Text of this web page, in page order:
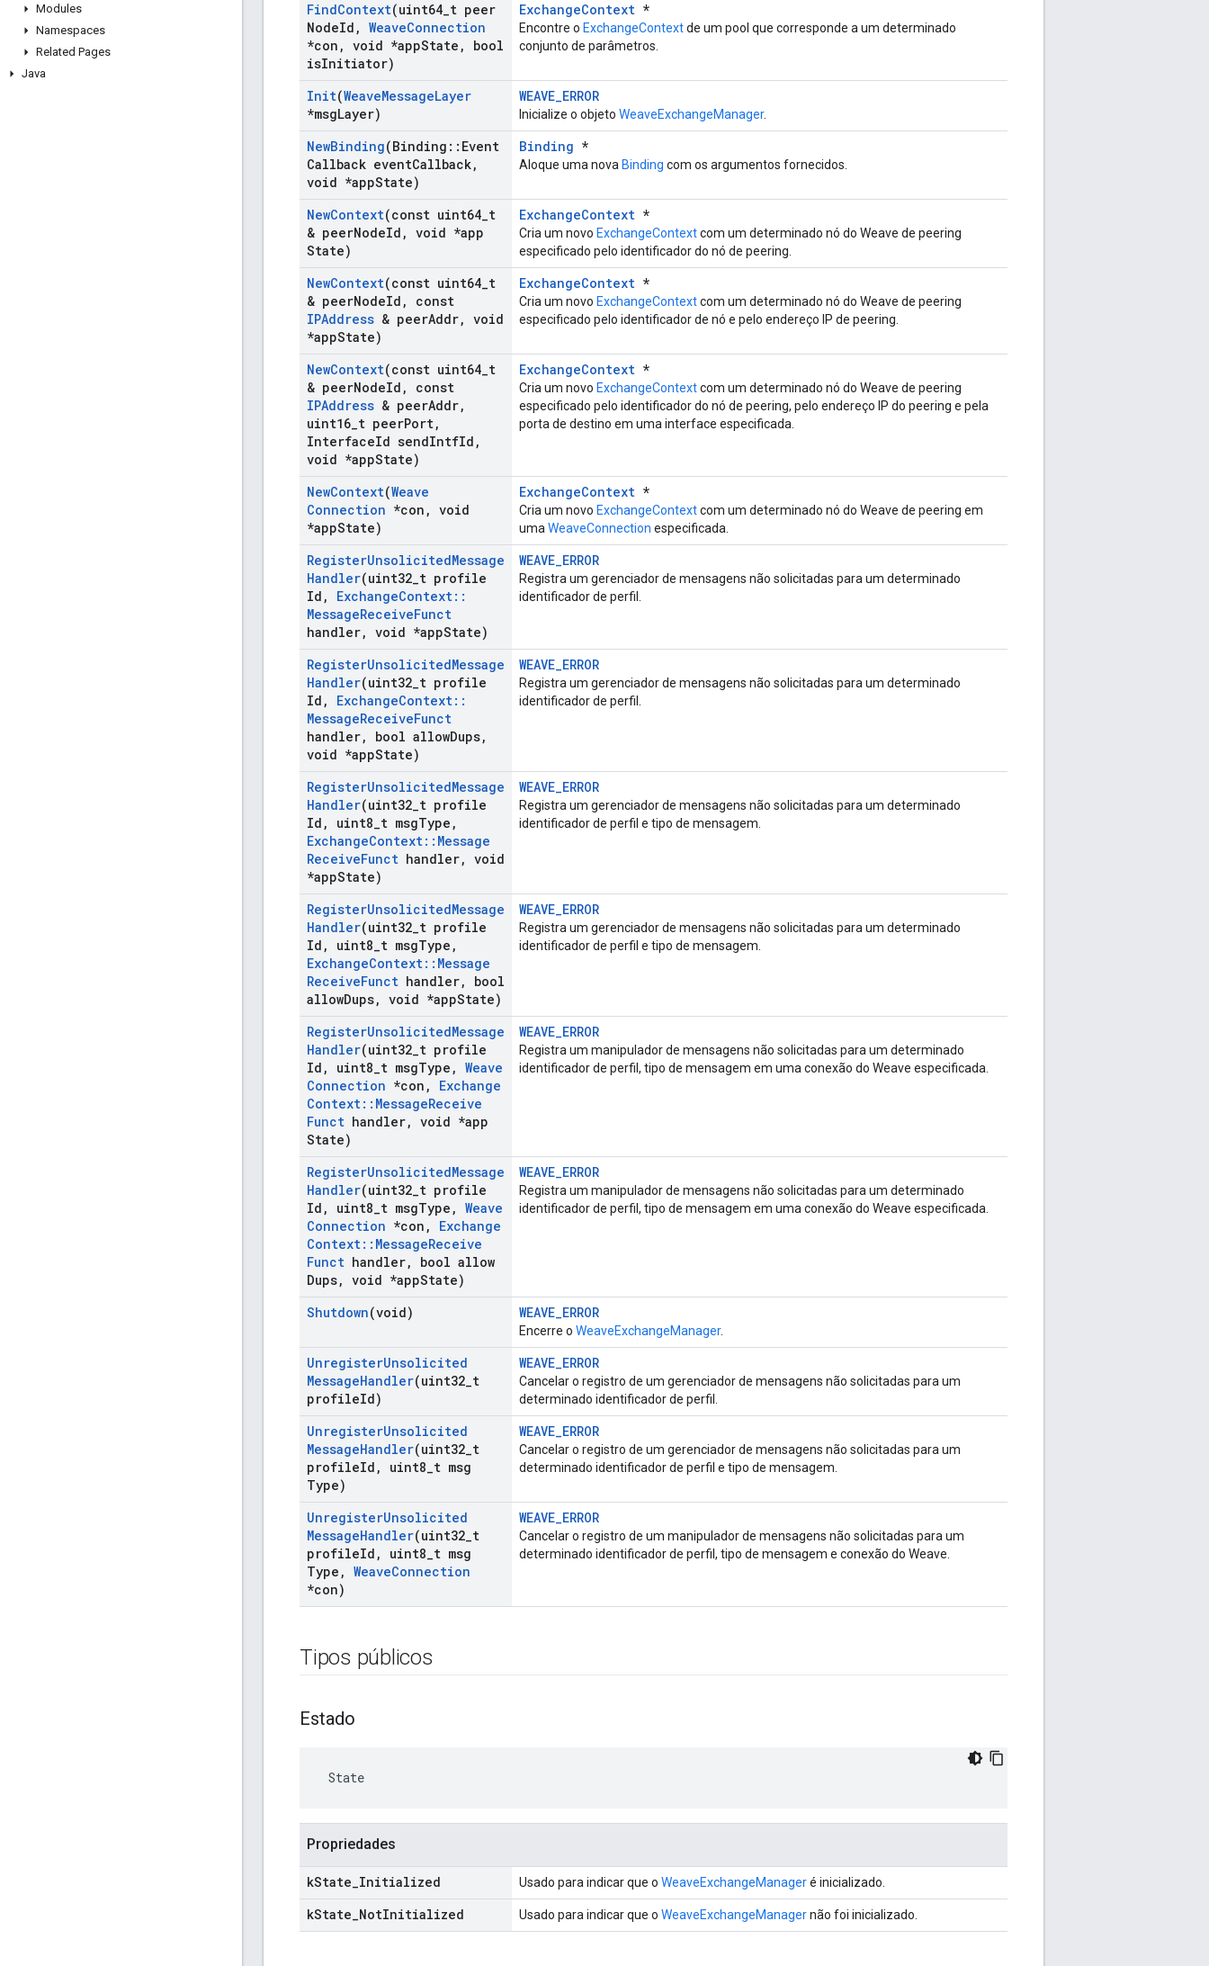
Modules
Namespaces
Related Pages
Java
FindContext(uint64 t peer
NodeId , WeaveConnection
*con , void *appState ,
bool
isInitiator)
ExchangeContext *
Encontre o ExchangeContextde um pool que corresponde a um determinado
conjunto de parâmetros.
Init(WeaveMessageLayer
*msgLayer)
WEAVE_ERROR
Inicialize o objeto WeaveExchangeManager.
NewBinding(Binding :: Event
Callback eventCallback,
void *appState)
Binding *
Aloque uma nova Binding com os argumentos fornecidos.
NewContext(const uint64 t
& peerNodeId , void *app
State)
ExchangeContext *
Cria um novo ExchangeContextcom um determinado nó do Weave de peering
especificado pelo identificador do nó de peering.
NewContext(const uint64 t
& peerNodeId ,
const
IPAddress & peerAddr, void
*appState)
ExchangeContext *
Cria um novo ExchangeContextcom um determinado nó do Weave de peering
especificado pelo identificador de nó e pelo endereço IP de peering.
NewContext(const uint64 t
& peerNodeId ,
const
IPAddress & peerAddr,
uint16 t peerPort,
InterfaceId sendIntfId ,
void *appState)
ExchangeContext *
Cria um novo ExchangeContextcom um determinado nó do Weave de peering
especificado pelo identificador do nó de peering, pelo endereço IP do peering e pela
porta de destino em uma interface especificada.
NewContext(Weave
Connection *con , void
*appState)
ExchangeContext *
Cria um novo ExchangeContextcom um determinado nó do Weave de peering em
uma WeaveConnection especificada.
RegisterUnsolicitedMessage
Handler(uint32 t profile
Id , ExchangeContext::
MessageReceiveFunct
handler, void *appState)
WEAVE_ERROR
Registra um gerenciador de mensagens não solicitadas para um determinado
identificador de perfil.
RegisterUnsolicitedMessage
Handler(uint32 t profile
Id , ExchangeContext::
MessageReceiveFunct
handler, bool allowDups,
void *appState)
WEAVE_ERROR
Registra um gerenciador de mensagens não solicitadas para um determinado
identificador de perfil.
RegisterUnsolicitedMessage
Handler(uint32 t profile
Id , uint8 t msgType ,
ExchangeContext:: Message
ReceiveFunct handler, void
*appState)
WEAVE_ERROR
Registra um gerenciador de mensagens não solicitadas para um determinado
identificador de perfil e tipo de mensagem.
RegisterUnsolicitedMessage
Handler(uint32 t profile
Id , uint8 t msgType ,
ExchangeContext:: Message
ReceiveFunct handler,
bool
allowDups, void *appState)
WEAVE_ERROR
Registra um gerenciador de mensagens não solicitadas para um determinado
identificador de perfil e tipo de mensagem.
RegisterUnsolicitedMessage
Handler(uint32 t profile
Id , uint8 t msgType , Weave
Connection *con ,
Exchange
Context:: MessageReceive
Funct handler, void *app
State)
WEAVE_ERROR
Registra um manipulador de mensagens não solicitadas para um determinado
identificador de perfil, tipo de mensagem em uma conexão do Weave especificada.
RegisterUnsolicitedMessage
Handler(uint32 t profile
Id , uint8 t msgType , Weave
Connection *con ,
Exchange
Context:: MessageReceive
Funct handler,
bool allow
Dups, void *appState)
WEAVE_ERROR
Registra um manipulador de mensagens não solicitadas para um determinado
identificador de perfil, tipo de mensagem em uma conexão do Weave especificada.
Shutdown(void) WEAVE_ERROR
Encerre o WeaveExchangeManager.
UnregisterUnsolicited
MessageHandler(uint32 t
profileId)
WEAVE_ERROR
Cancelar o registro de um gerenciador de mensagens não solicitadas para um
determinado identificador de perfil.
UnregisterUnsolicited
MessageHandler(uint32 t
profileId , uint8 t msg
Type)
WEAVE_ERROR
Cancelar o registro de um gerenciador de mensagens não solicitadas para um
determinado identificador de perfil e tipo de mensagem.
UnregisterUnsolicited
MessageHandler(uint32 t
profileId , uint8 t msg
Type , WeaveConnection
*con)
WEAVE_ERROR
Cancelar o registro de um manipulador de mensagens não solicitadas para um
determinado identificador de perfil, tipo de mensagem e conexão do Weave.
Tipos públicos
Estado
State
Propriedades
kState Initialized Usado para indicar que o WeaveExchangeManageré inicializado.
kState NotInitialized Usado para indicar que o WeaveExchangeManagernão foi inicializado.